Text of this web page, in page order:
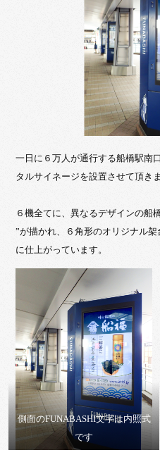
一日に６万人が通行する船橋駅南
タルサイネージを設置させて頂き
６機全てに、異なるデザインの船
”が描かれ、６角形のオリジナル
に仕上がっています。
側面のFUNABASHI文字は内照式
です